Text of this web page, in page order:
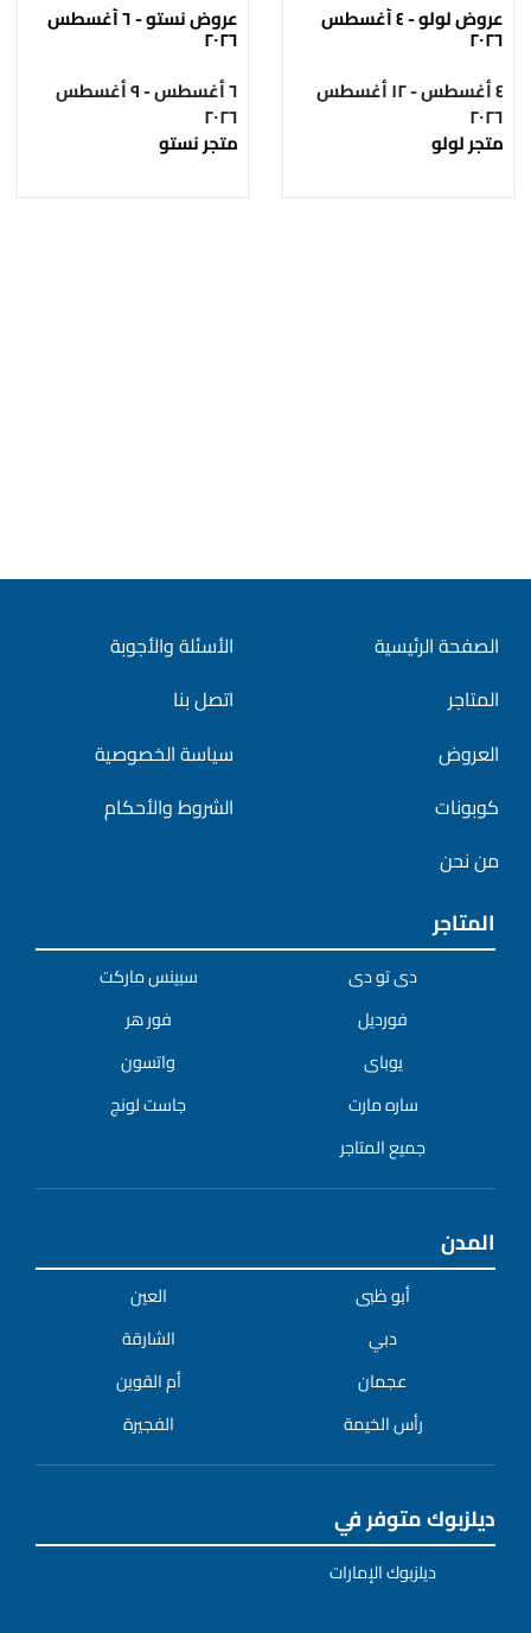
عروض لولو - ٤ أغسطس
٢٠٢٦
٤ أغسطس - ١٢ أغسطس
٢٠٢٦
متجر لولو
عروض نستو - ٦ أغسطس
٢٠٢٦
٦ أغسطس - ٩ أغسطس
٢٠٢٦
متجر نستو
الصفحة الرئيسية
المتاجر
العروض
كوبونات
من نحن
الأسئلة والأجوبة
اتصل بنا
سياسة الخصوصية
الشروط والأحكام
المتاجر
دى تو دى
سبينس ماركت
فورديل
فور هر
يوباى
واتسون
ساره مارت
جاست لونج
جميع المتاجر
المدن
أبو ظبى
العين
دبي
الشارقة
عجمان
أم القوين
رأس الخيمة
الفجيرة
ديلزبوك متوفر في
ديلزبوك الإمارات